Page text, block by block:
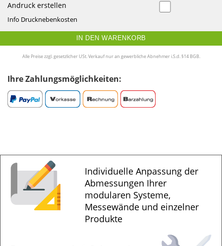
Andruck erstellen
Info Drucknebenkosten
IN DEN WARENKORB
Alle Preise zzgl. gesetzlicher USt. Verkauf nur an gewerbliche Abnehmer i.S.d. §14 BGB.
Ihre Zahlungsmöglichkeiten:
Individuelle Anpassung der
Abmessungen Ihrer
modularen Systeme,
Messewände und einzelner
Produkte